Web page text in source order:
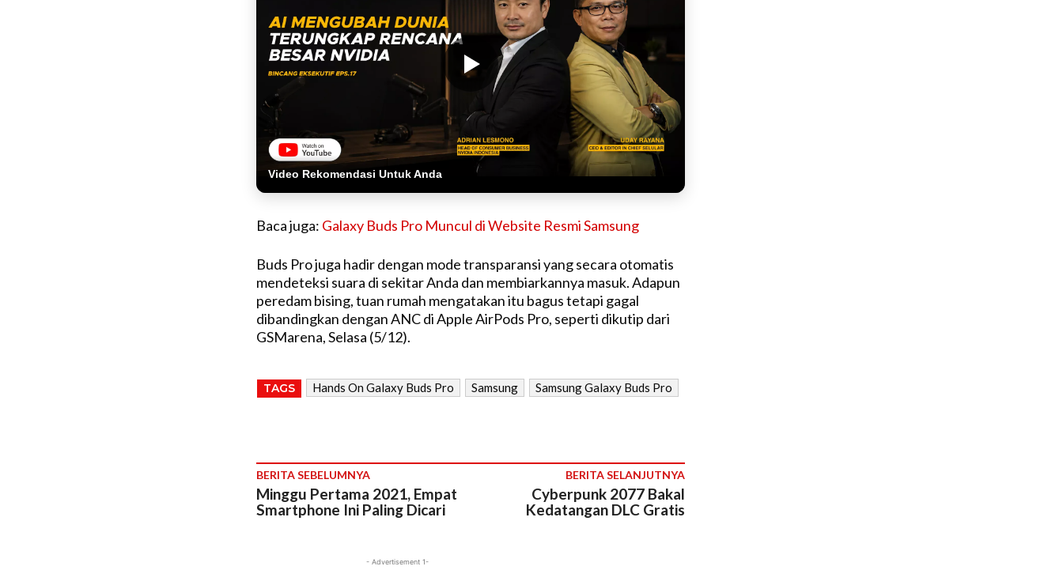
Video Rekomendasi Untuk Anda
Baca juga: Galaxy Buds Pro Muncul di Website Resmi Samsung
Buds Pro juga hadir dengan mode transparansi yang secara otomatis
mendeteksi suara di sekitar Anda dan membiarkannya masuk. Adapun
peredam bising, tuan rumah mengatakan itu bagus tetapi gagal
dibandingkan dengan ANC di Apple AirPods Pro, seperti dikutip dari
GSMarena, Selasa (5/12).
TAGS Hands On Galaxy Buds Pro Samsung Samsung Galaxy Buds Pro
BERITA SEBELUMNYA
Minggu Pertama 2021, Empat
Smartphone Ini Paling Dicari
BERITA SELANJUTNYA
Cyberpunk 2077 Bakal
Kedatangan DLC Gratis
- Advertisement 1-